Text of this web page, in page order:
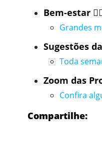
Bem-estar
Grandes
Sugestões
Toda
Zoom das
Confira
Compartilhe: